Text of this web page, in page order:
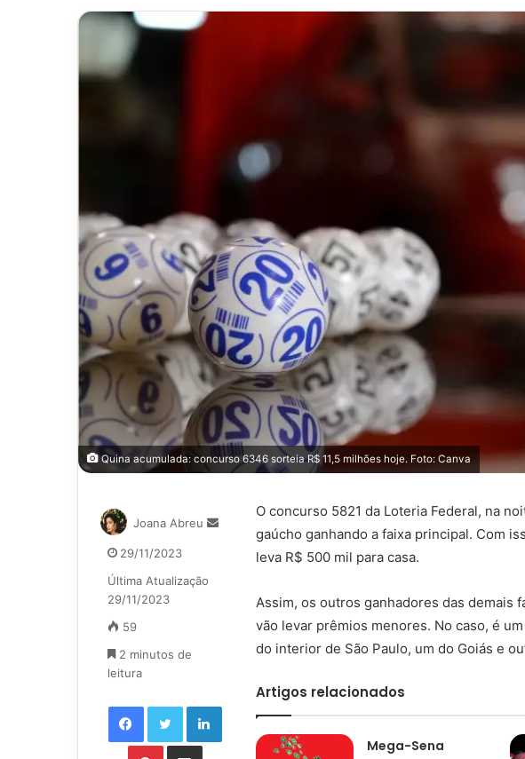
Quina acumulada: concurso 6346 sorteia R$ 11,5 milhões hoje. Foto: Canva
O concurso 5821 da Loteria Federal, na
gaúcho ganhando a faixa principal. Com
leva R$ 500 mil para casa.
Assim, os outros ganhadores das demais
vão levar prêmios menores. No caso, é
do interior de São Paulo, um do Goiás e
Artigos relacionados
Mega-Sena
Joana Abreu
Mande
29/11/2023
Última Atualização
29/11/2023
59
2 minutos de
leitura
FacebookTwitterLinkedin
PinterestCompartilhar via e-mail